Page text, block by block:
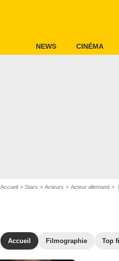
NEWS CINÉMA
Accueil Stars Acteurs Acteur allemand
Accueil Filmographie Top